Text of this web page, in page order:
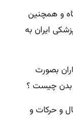
و همچنین
ایران به
بصورت
بدن چیست ؟
و حرکات و